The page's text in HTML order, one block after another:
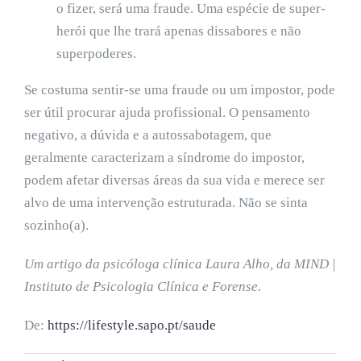
o fizer, será uma fraude. Uma espécie de super-
herói que lhe trará apenas dissabores e não
superpoderes.
Se costuma sentir-se uma fraude ou um impostor, pode
ser útil procurar ajuda profissional. O pensamento
negativo, a dúvida e a autossabotagem, que
geralmente caracterizam a síndrome do impostor,
podem afetar diversas áreas da sua vida e merece ser
alvo de uma intervenção estruturada. Não se sinta
sozinho(a).
Um artigo da psicóloga clínica Laura Alho, da MIND |
Instituto de Psicologia Clínica e Forense.
De: https://lifestyle.sapo.pt/saude